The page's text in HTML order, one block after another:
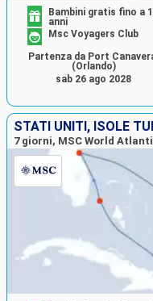
Bambini gratis fino a
anni
Msc Voyagers Club
Partenza da Port
(Orlando)
sab 26 ago 2028
7 giorni, MSC World